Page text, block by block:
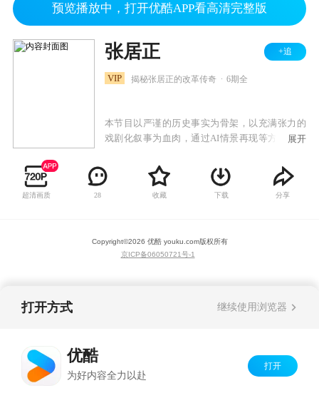
预览播放中，打开优酷APP看高清完整版
张居正 +追
VIP 揭秘张居正的改革传奇 6期全
本节目以严谨的历史事实为骨架，以充满张力的
戏剧化叙事为血肉，通过AI情景再现等方式，深
的多重面相，展现一场个人命运与帝国气运交织
的悲壮历史。
展开
超清画质 28 收藏 下载 分享
Copyright©2026 优酷 youku.com版权所有
京ICP备06050721号-1
打开方式 继续使用浏览器
优酷
为好内容全力以赴
打开